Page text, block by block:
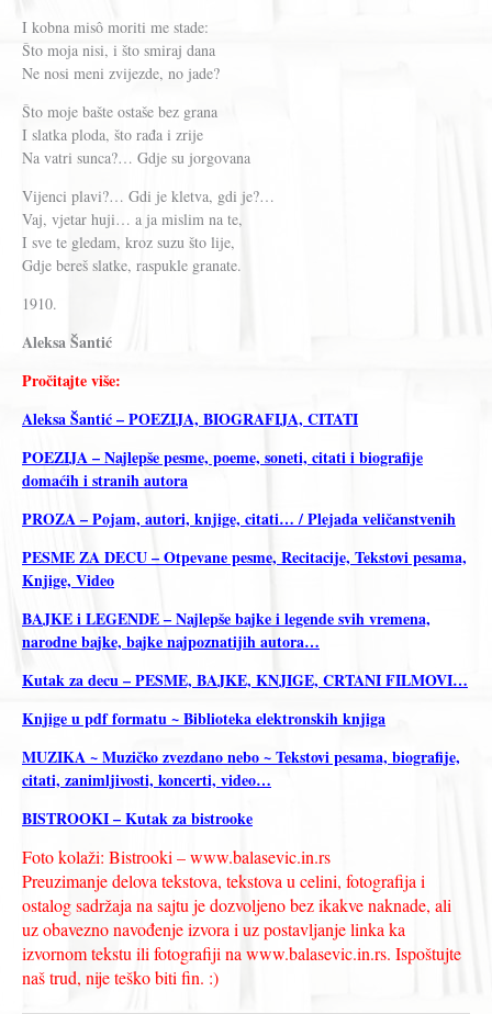
I kobna misô moriti me stade:
Što moja nisi, i što smiraj dana
Ne nosi meni zvijezde, no jade?
Što moje bašte ostaše bez grana
I slatka ploda, što rađa i zrije
Na vatri sunca?… Gdje su jorgovana
Vijenci plavi?… Gdi je kletva, gdi je?…
Vaj, vjetar huji… a ja mislim na te,
I sve te gledam, kroz suzu što lije,
Gdje bereš slatke, raspukle granate.
1910.
Aleksa Šantić
Pročitajte više:
Aleksa Šantić – POEZIJA, BIOGRAFIJA, CITATI
POEZIJA – Najlepše pesme, poeme, soneti, citati i biografije
domaćih i stranih autora
PROZA – Pojam, autori, knjige, citati… / Plejada veličanstvenih
PESME ZA DECU – Otpevane pesme, Recitacije, Tekstovi pesama,
Knjige, Video
BAJKE i LEGENDE – Najlepše bajke i legende svih vremena,
narodne bajke, bajke najpoznatijih autora…
Kutak za decu – PESME, BAJKE, KNJIGE, CRTANI FILMOVI…
Knjige u pdf formatu ~ Biblioteka elektronskih knjiga
MUZIKA ~ Muzičko zvezdano nebo ~ Tekstovi pesama, biografije,
citati, zanimljivosti, koncerti, video…
BISTROOKI – Kutak za bistrooke
Foto kolaži: Bistrooki – www.balasevic.in.rs
Preuzimanje delova tekstova, tekstova u celini, fotografija i
ostalog sadržaja na sajtu je dozvoljeno bez ikakve naknade, ali
uz obavezno navođenje izvora i uz postavljanje linka ka
izvornom tekstu ili fotografiji na www.balasevic.in.rs. Ispoštujte
naš trud, nije teško biti fin. :)